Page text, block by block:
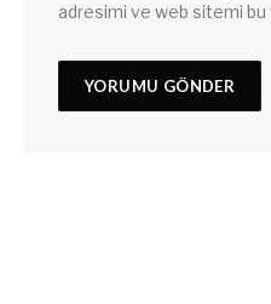
adresimi ve web sitemi bu